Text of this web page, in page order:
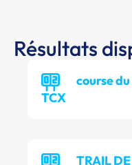
Résultats
course
TCX
TRAIL